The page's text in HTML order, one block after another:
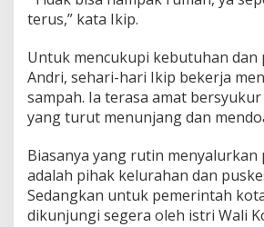
a
o
t
a
B
a
d
u
n
g
terus,” kata Ikip.
Untuk mencukupi kebutuhan dan
Andri, sehari-hari Ikip bekerja
sampah. Ia terasa amat
yang turut menunjang dan
Biasanya yang rutin
adalah pihak kelurahan dan
Sedangkan untuk pemerintah
dikunjungi segera oleh istri Wali